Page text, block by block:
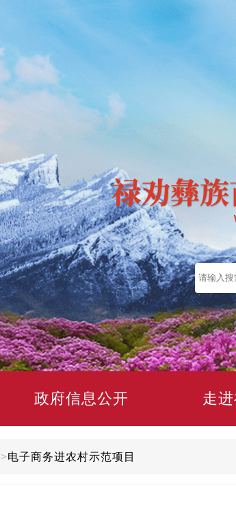
政府信息公开 走
>电子商务进农村示范项目